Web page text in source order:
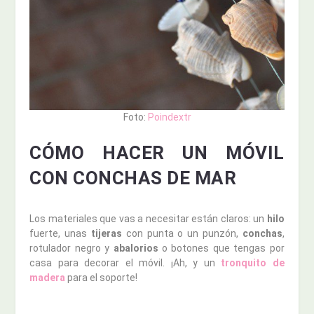
Foto: Poindextr
CÓMO HACER UN MÓVIL
CON CONCHAS DE MAR
Los materiales que vas a necesitar están claros: un hilo
fuerte, unas tijeras con punta o un punzón, conchas,
rotulador negro y abalorios o botones que tengas por
casa para decorar el móvil. ¡Ah, y un tronquito
de
madera para el soporte!